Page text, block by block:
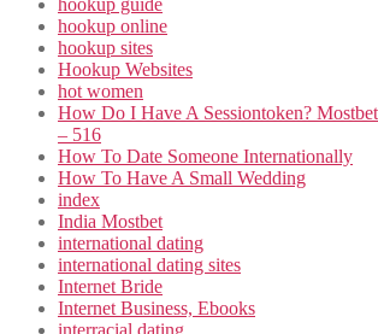
hookup online
hookup sites
Hookup Websites
hot women
How Do I Have A Sessiontoken?
– 516
How To Date Someone Internationally
How To Have A Small Wedding
index
India Mostbet
international dating
international dating sites
Internet Bride
Internet Business, Ebooks
interracial dating